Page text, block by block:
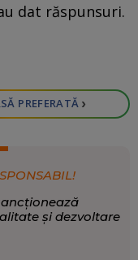
dat răspunsuri.
PREFERATĂ ›
și dezvoltare